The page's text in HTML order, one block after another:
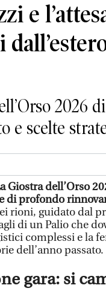
e
2026
e scelte
Giostra dell’Orso
di profondo
rioni, guidato dal
di un Palio che
complessi e la
dell’anno passato.
gara: si